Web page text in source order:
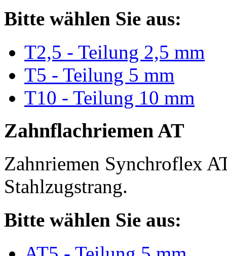
Bitte wählen Sie aus:
T2,5 - Teilung 2,5 mm
T5 - Teilung 5 mm
T10 - Teilung 10 mm
Zahnflachriemen AT
Zahnriemen Synchroflex
Stahlzugstrang.
Bitte wählen Sie aus: